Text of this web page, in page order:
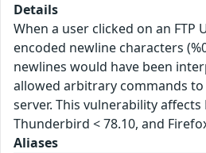
Details
When a user clicked on an FTP
encoded newline characters
newlines would have been
allowed arbitrary commands to
server. This vulnerability affects
Thunderbird < 78.10, and
Aliases